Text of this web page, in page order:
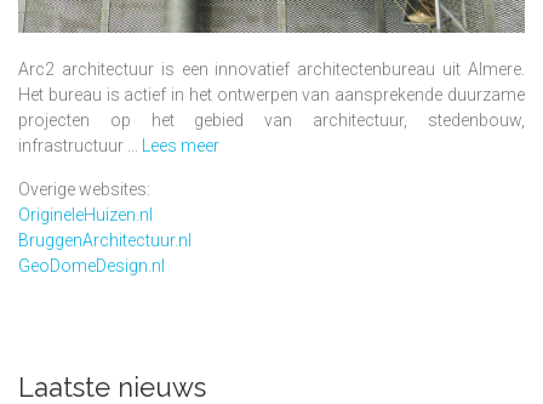
Arc2 architectuur is een innovatief architectenbureau uit Almere.
Het bureau is actief in het ontwerpen van aansprekende duurzame
projecten op het gebied van architectuur, stedenbouw,
infrastructuur ...
Lees meer
Overige websites:
OrigineleHuizen.nl
BruggenArchitectuur.nl
GeoDomeDesign.nl
Laatste nieuws